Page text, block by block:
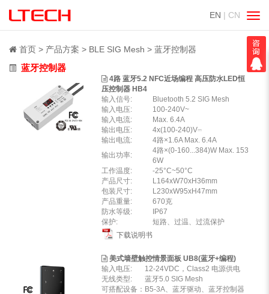
EN | CN
切
换
导
航
首页 产品方案 BLE SIG Mesh 蓝牙控制器
蓝牙控制器
4路 蓝牙5.2 NFC近场编程 高压防水LED恒
压控制器 HB4
输入信号:
Bluetooth 5.2 SIG Mesh
输入电压:
100-240V~
输入电流:
Max. 6.4A
输出电压:
4x(100-240)V⎓
输出电流:
4路×1.6A Max. 6.4A
输出功率:
4路×(0-160...384)W Max. 153
6W
工作温度:
-25°C~50°C
产品尺寸:
L164xW70xH36mm
包装尺寸:
L230xW95xH47mm
产品重量:
670克
防水等级:
IP67
保护:
短路、过温、过流保护
下载说明书
美式墙壁触控情景面板 UB8(蓝牙+编程)
输入电压:
12-24VDC，Class2 电源供电
无线类型:
蓝牙5.0 SIG Mesh
可搭配设备： B5-3A、蓝牙驱动、蓝牙控制器